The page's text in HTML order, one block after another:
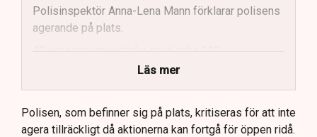
Polisinspektör Anna-Lena Mann förklarar polisens
agerande på plats.
40 personer misstänks med cirka 120
brottsmisstankar kopplade.
Polisen använder drönare och uniformerad polis
för att dokumentera bevis.
Samtidigt är polisarbetet komplext när det gäller
Läs mer
Polisen, som befinner sig på plats, kritiseras för att inte
agera tillräckligt då aktionerna kan fortgå för öppen ridå.